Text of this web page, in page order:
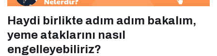
Haydi birlikte adım adım bakalım,
yeme ataklarını nasıl
engelleyebiliriz?